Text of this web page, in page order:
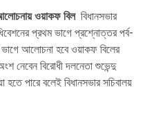
ওয়াকফ বিলবিধানসভার
প্রথম ভাগে প্রশ্নোত্তর পর্ব-
আলোচনা হবে ওয়াকফ বিলের
নেবেন বিরোধী দলনেতা শুভেন্দু
পারে বলেই বিধানসভার সচিবালয়